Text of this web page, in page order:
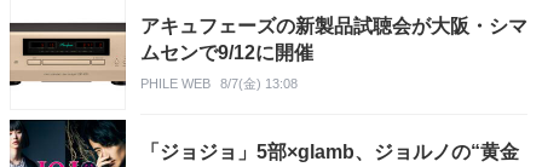
アキュフェーズの新製品試聴会が大阪・シマ
ムセンで9/12に開催
PHILE WEB 8/7(金) 13:08
「ジョジョ」5部×glamb、ジョルノの“黄金